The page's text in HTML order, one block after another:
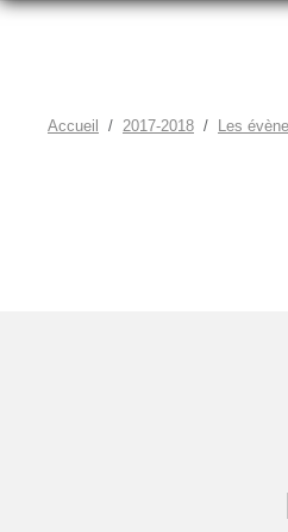
Accueil 2017-2018 Les